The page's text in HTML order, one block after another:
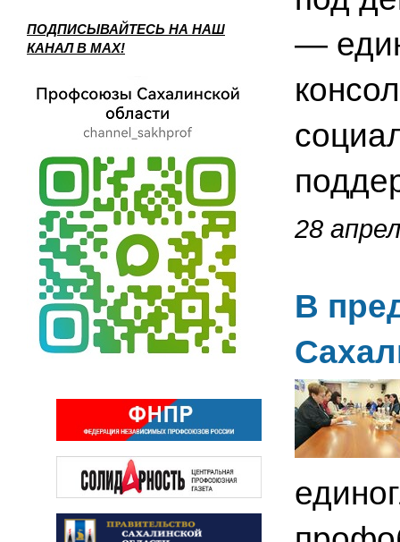
ПОДПИСЫВАЙТЕСЬ НА НАШ
КАНАЛ В MAX!
—
28
В